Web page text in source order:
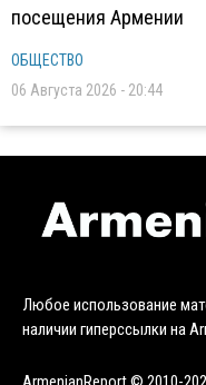
посещения Армении
ОБЩЕСТВО
06 Августа 2026 - 20:44
Любое использование
наличии гиперссылки на